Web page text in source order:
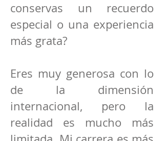
conservas un recuerdo
especial o una experiencia
más grata?
Eres muy generosa con lo
de la dimensión
internacional, pero la
realidad es mucho más